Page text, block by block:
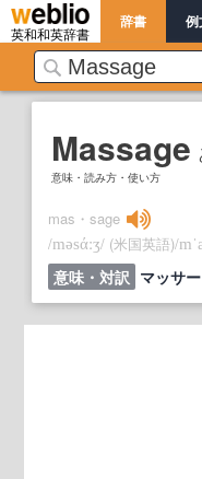
英和和英辞書
辞書 例
Massage
意味・読み方・使い方
mas・sage
/məsάːʒ/ (米国英語)/
意味・対訳 マッサ